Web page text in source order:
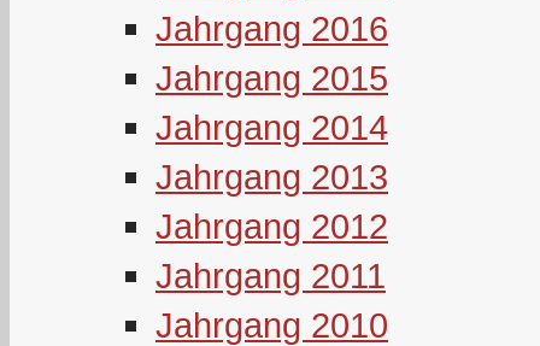
Jahrgang 2016
Jahrgang 2015
Jahrgang 2014
Jahrgang 2013
Jahrgang 2012
Jahrgang 2011
Jahrgang 2010